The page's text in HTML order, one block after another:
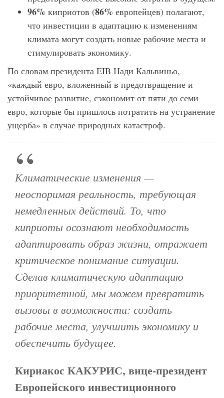
96% киприотов (86% европейцев) полагают,
что инвестиции в адаптацию к изменениям
климата могут создать новые рабочие места и
стимулировать экономику.
По словам президента EIB Нади Кальвиньо,
«каждый евро, вложенный в предотвращение и
устойчивое развитие, сэкономит от пяти до семи
евро, которые бы пришлось потратить на устранение
ущерба» в случае природных катастроф.
Климатические изменения —
неоспоримая реальность, требующая
немедленных действий. То, что
киприоты осознают необходимость
адаптировать образ жизни, отражает
критическое понимание ситуации.
Сделав климатическую адаптацию
приоритетной, мы можем превратить
вызовы в возможности: создать
рабочие места, улучшить экономику и
обеспечить будущее.
Кириакос КАКУРИС, вице-президент
Европейского инвестиционного